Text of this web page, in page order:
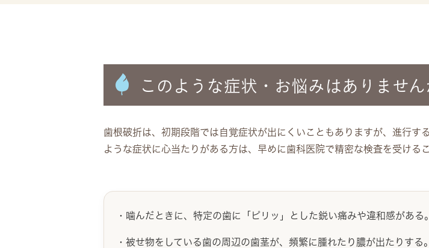
このような症状・お悩みはありません
歯根破折は、初期段階では自覚症状が出にくいこともありますが、進行す
ような症状に心当たりがある方は、早めに歯科医院で精密な検査を受ける
・噛んだときに、特定の歯に「ピリッ」とした鋭い痛みや違和感がある。
・被せ物をしている歯の周辺の歯茎が、頻繁に腫れたり膿が出たりする。